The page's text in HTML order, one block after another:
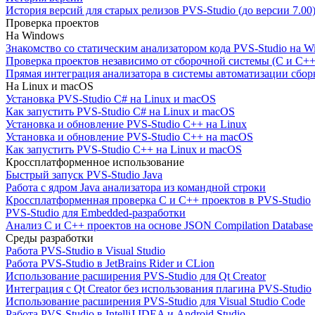
История версий для старых релизов PVS-Studio (до версии 7.00)
Проверка проектов
На Windows
Знакомство со статическим анализатором кода PVS-Studio на
Проверка проектов независимо от сборочной системы (C и
Прямая интеграция анализатора в системы автоматизации
На Linux и macOS
Установка PVS-Studio C# на Linux и macOS
Как запустить PVS-Studio C# на Linux и macOS
Установка и обновление PVS-Studio C++ на Linux
Установка и обновление PVS-Studio C++ на macOS
Как запустить PVS-Studio C++ на Linux и macOS
Кроссплатформенное использование
Быстрый запуск PVS-Studio Java
Работа с ядром Java анализатора из командной строки
Кроссплатформенная проверка C и C++ проектов в PVS-Studio
PVS-Studio для Embedded-разработки
Анализ C и C++ проектов на основе JSON Compilation Database
Среды разработки
Работа PVS-Studio в Visual Studio
Работа PVS-Studio в JetBrains Rider и CLion
Использование расширения PVS-Studio для Qt Creator
Интеграция с Qt Creator без использования плагина PVS-Studio
Использование расширения PVS-Studio для Visual Studio Code